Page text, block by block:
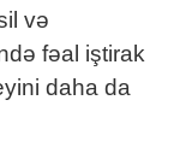
və
fəal iştirak
daha da